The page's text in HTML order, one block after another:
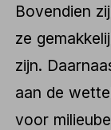
Bovendien
ze
zijn.
aan de
voor